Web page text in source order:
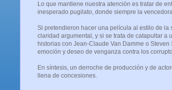
Lo que mantiene nuestra atención es tratar de
inesperado pugilato, donde siempre la
Si pretendieron hacer una película al estilo de
claridad argumental, y si se trata de catapultar a
historias con Jean-Claude Van Damme o
emoción y deseo de venganza contra los
En síntesis, un derroche de producción y de
llena de concesiones.